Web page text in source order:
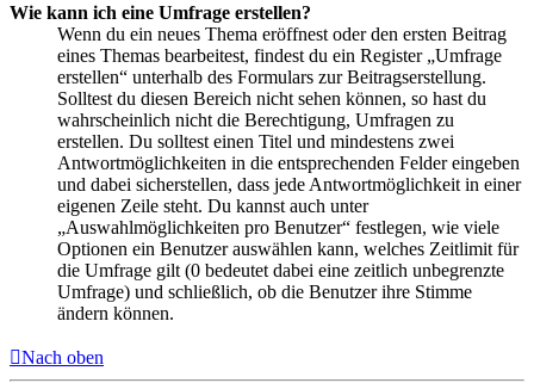
Wie kann ich eine Umfrage erstellen?
Wenn du ein neues Thema eröffnest oder den ersten Beitrag
eines Themas bearbeitest, findest du ein Register „Umfrage
erstellen“ unterhalb des Formulars zur Beitragserstellung.
Solltest du diesen Bereich nicht sehen können, so hast du
wahrscheinlich nicht die Berechtigung, Umfragen zu
erstellen. Du solltest einen Titel und mindestens zwei
Antwortmöglichkeiten in die entsprechenden Felder eingeben
und dabei sicherstellen, dass jede Antwortmöglichkeit in einer
eigenen Zeile steht. Du kannst auch unter
„Auswahlmöglichkeiten pro Benutzer“ festlegen, wie viele
Optionen ein Benutzer auswählen kann, welches Zeitlimit für
die Umfrage gilt (0 bedeutet dabei eine zeitlich unbegrenzte
Umfrage) und schließlich, ob die Benutzer ihre Stimme
ändern können.
Nach oben